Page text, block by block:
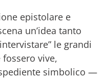
epistolare e
un’idea tanto
le grandi
vive,
simbolico —